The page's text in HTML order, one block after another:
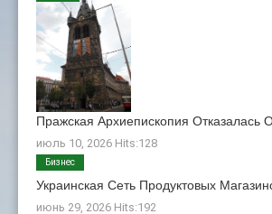
Пражская Архиепископия Отказалась
июль 10, 2026 Hits:128
Украинская Сеть Продуктовых
июнь 29, 2026 Hits:192
Бизнес